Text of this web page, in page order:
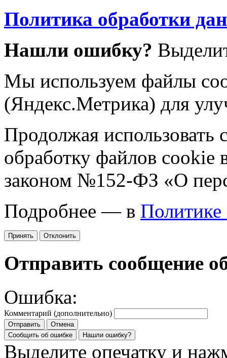
Политика обработки
Нашли ошибку?
Мы используем файлы
(Яндекс.Метрика) для
Продолжая использовать
обработку файлов cookie
законом №152-ФЗ «О
Подробнее — в Политике
Принять Отклонить
Отправить сообщение
Ошибка:
Комментарий (дополнительно)
Отправить
Отмена
Сообщить об ошибке
Нашли ошибку?
Выделите опечатку и